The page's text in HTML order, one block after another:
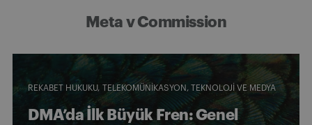
Meta v Commission
REKABET HUKUKU TELEKOMÜNIKASYON, TEKNOLOJI VE MEDYA
DMA’da İlk Büyük Fren: Genel